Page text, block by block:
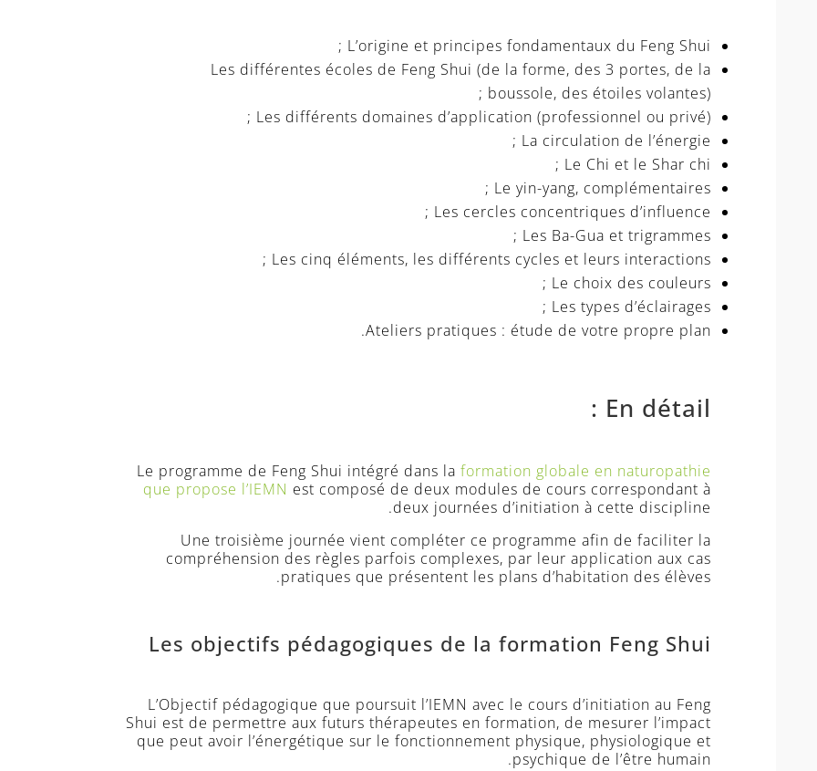
L’origine et principes fondamentaux du Feng Shui ;
Les différentes écoles de Feng Shui (de la forme, des 3 portes, de la
boussole, des étoiles volantes) ;
Les différents domaines d’application (professionnel ou privé) ;
La circulation de l’énergie ;
Le Chi et le Shar chi ;
Le yin-yang, complémentaires ;
Les cercles concentriques d’influence ;
Les Ba-Gua et trigrammes ;
Les cinq éléments, les différents cycles et leurs interactions ;
Le choix des couleurs ;
Les types d’éclairages ;
Ateliers pratiques : étude de votre propre plan.
En détail :
Le programme de Feng Shui intégré dans la formation globale en naturopathie
que propose l’IEMN est composé de deux modules de cours correspondant à
deux journées d’initiation à cette discipline.
Une troisième journée vient compléter ce programme afin de faciliter la
compréhension des règles parfois complexes, par leur application aux cas
pratiques que présentent les plans d’habitation des élèves.
Les objectifs pédagogiques de la formation Feng Shui
L’Objectif pédagogique que poursuit l’IEMN avec le cours d’initiation au Feng
Shui est de permettre aux futurs thérapeutes en formation, de mesurer l’impact
que peut avoir l’énergétique sur le fonctionnement physique, physiologique et
psychique de l’être humain.